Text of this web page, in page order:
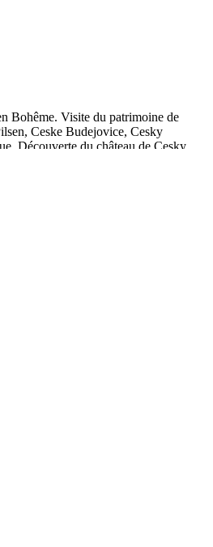
Bohême. Visite du patrimoine de
Ceske Budejovice, Cesky
Découverte du château de Cesky